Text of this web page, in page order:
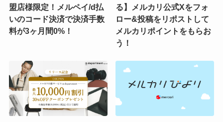
盟店様限定！メルペイ/d払
いのコード決済で決済手数
料が3ヶ月間0%！
る】メルカリ公式Xをフォ
ロー&投稿をリポストして
メルカリポイントをもらお
う！